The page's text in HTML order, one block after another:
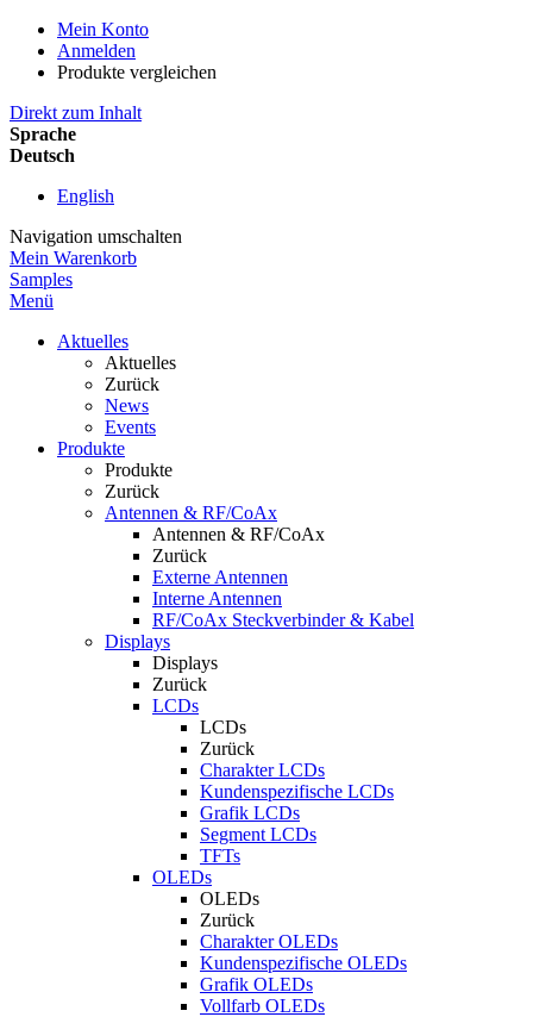
Mein Konto
Anmelden
Produkte vergleichen
Direkt zum Inhalt
Sprache
Deutsch
English
Navigation umschalten
Mein Warenkorb
Samples
Menü
Aktuelles
Aktuelles
Zurück
News
Events
Produkte
Produkte
Zurück
Antennen & RF/CoAx
Antennen & RF/CoAx
Zurück
Externe Antennen
Interne Antennen
RF/CoAx Steckverbinder & Kabel
Displays
Displays
Zurück
LCDs
LCDs
Zurück
Charakter LCDs
Kundenspezifische LCDs
Grafik LCDs
Segment LCDs
TFTs
OLEDs
OLEDs
Zurück
Charakter OLEDs
Kundenspezifische OLEDs
Grafik OLEDs
Vollfarb OLEDs